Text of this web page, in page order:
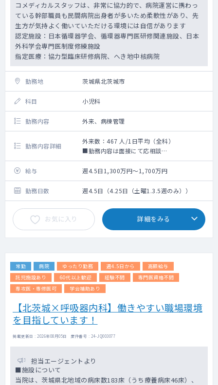
コメディカルスタッフは、非常に協力的で、病院運営に携わっ
ている幹部職員も民間病院出身者が多いため柔軟性があり、先
生方が気持よく働いていただける環境には自信があります
認定施設：日本循環器学会、循環器専門医研修関連施設、日本
外科学会専門医制度修練施設
指定医療：協力型臨床研修病院、へき地中核病院
勤務地 茨城県北茨城市
科目 小児科
勤務内容 外来、病棟管理
勤務内容詳細
外来数：467 人/1日平均（全科）
■勤務内容は面接にて応相談
＜外来＞
週に4コマ程度
＜病棟管理＞
10～20名程度をご対応いただきます。
給与 週4.5日1,300万円～1,700万円
勤務日数 週4.5日（4.25日（土曜1.3.5週のみ））
お気に入り 詳細をみる
常勤 病院 ゆったり勤務 週4.5日から
高額給与
託児施設あり
60代以上歓迎 経験不問
専門医資格不問
専攻医・専修医可
学会補助あり
【北茨城×呼吸器内科】働きやすい職場環境
を目指しています！
掲載更新日 : 2026年08月05日 案件番号 : 24-JQ003077
担当エージェントより
■施設について
当院は、茨城県北地域の病床数183床（うち療養病床46床）、